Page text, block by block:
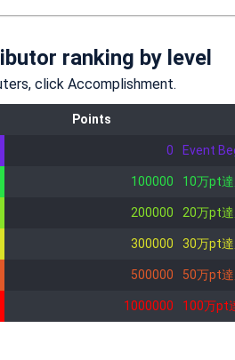
えない！ 30秒後視聴ボーナスをもらえたら★を全投げする。 ④★を全投
部屋に入る ②コメント欄に、｢1｣を打
言ってください！ 注意！！！！！ ※自分のアカウントをSNS認証をしないとポイントが入らないです！ 【SNS認証のやり方】 メニュー ↓ マイページ ↓ アカウント設定 ↓ 電話
ranking by level
click Accomplishment.
Points
0 Event
100000 10万pt
200000 20万pt達
300000 30万pt
500000 50万pt
1000000 100万pt